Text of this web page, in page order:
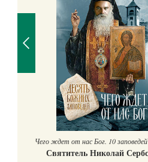
Чего ждет от нас Бог. 10
Святитель Николай